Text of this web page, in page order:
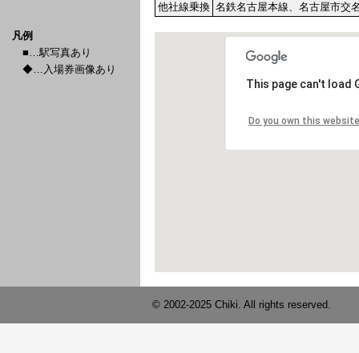
凡例
■…駅写真あり
◆…入場券画像あり
他社線乗換 名鉄名古屋本線、名古屋市交
© 2002-2025 Chiki. All rights reserved.